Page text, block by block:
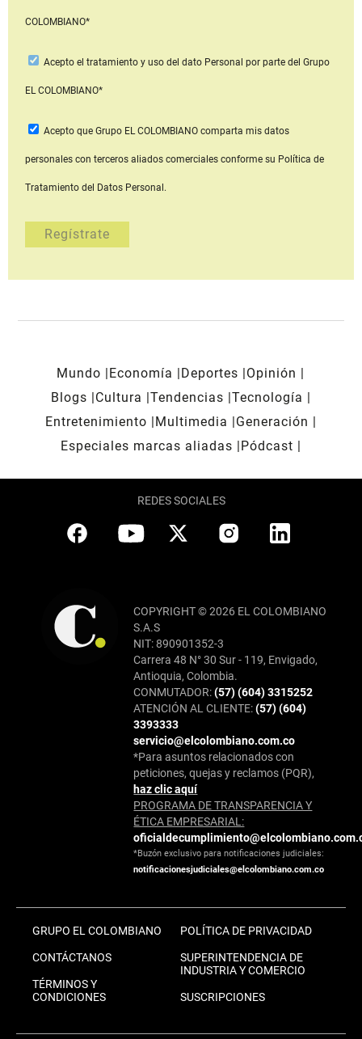
COLOMBIANO*
Acepto el tratamiento y uso del dato Personal por parte del Grupo
EL COLOMBIANO*
Acepto que Grupo EL COLOMBIANOcomparta mis datos
personales con terceros aliados comerciales conforme su Política de
Tratamiento del Datos Personal.
Mundo Economía Deportes
Opinión
Blogs
Cultura Tendencias Tecnología
Entretenimiento
Multimedia
Generación
Especiales marcas aliadas
Pódcast
REDES SOCIALES
COPYRIGHT © 2026 EL COLOMBIANO
S.A.S
NIT: 890901352-3
Carrera 48 N° 30 Sur - 119, Envigado,
Antioquia, Colombia.
CONMUTADOR:(57) (604) 3315252
ATENCIÓN AL CLIENTE:(57) (604)
3393333
servicio@elcolombiano.com.co
*Para asuntos relacionados con
peticiones, quejas y reclamos (PQR),
haz clic aquí
PROGRAMA DE TRANSPARENCIA Y
ÉTICA EMPRESARIAL:
*Buzón exclusivo para notificaciones judiciales:
notificacionesjudiciales@elcolombiano.com.co
GRUPO EL COLOMBIANO
CONTÁCTANOS
TÉRMINOS Y
CONDICIONES
POLÍTICA DE PRIVACIDAD
SUPERINTENDENCIA DE
INDUSTRIA Y COMERCIO
SUSCRIPCIONES